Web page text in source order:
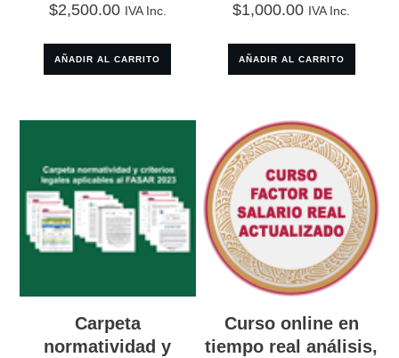
$2,500.00 IVA Inc.
AÑADIR AL CARRITO
$1,000.00 IVA Inc.
AÑADIR AL CARRITO
Carpeta
normatividad y
Curso online en
tiempo real análisis,